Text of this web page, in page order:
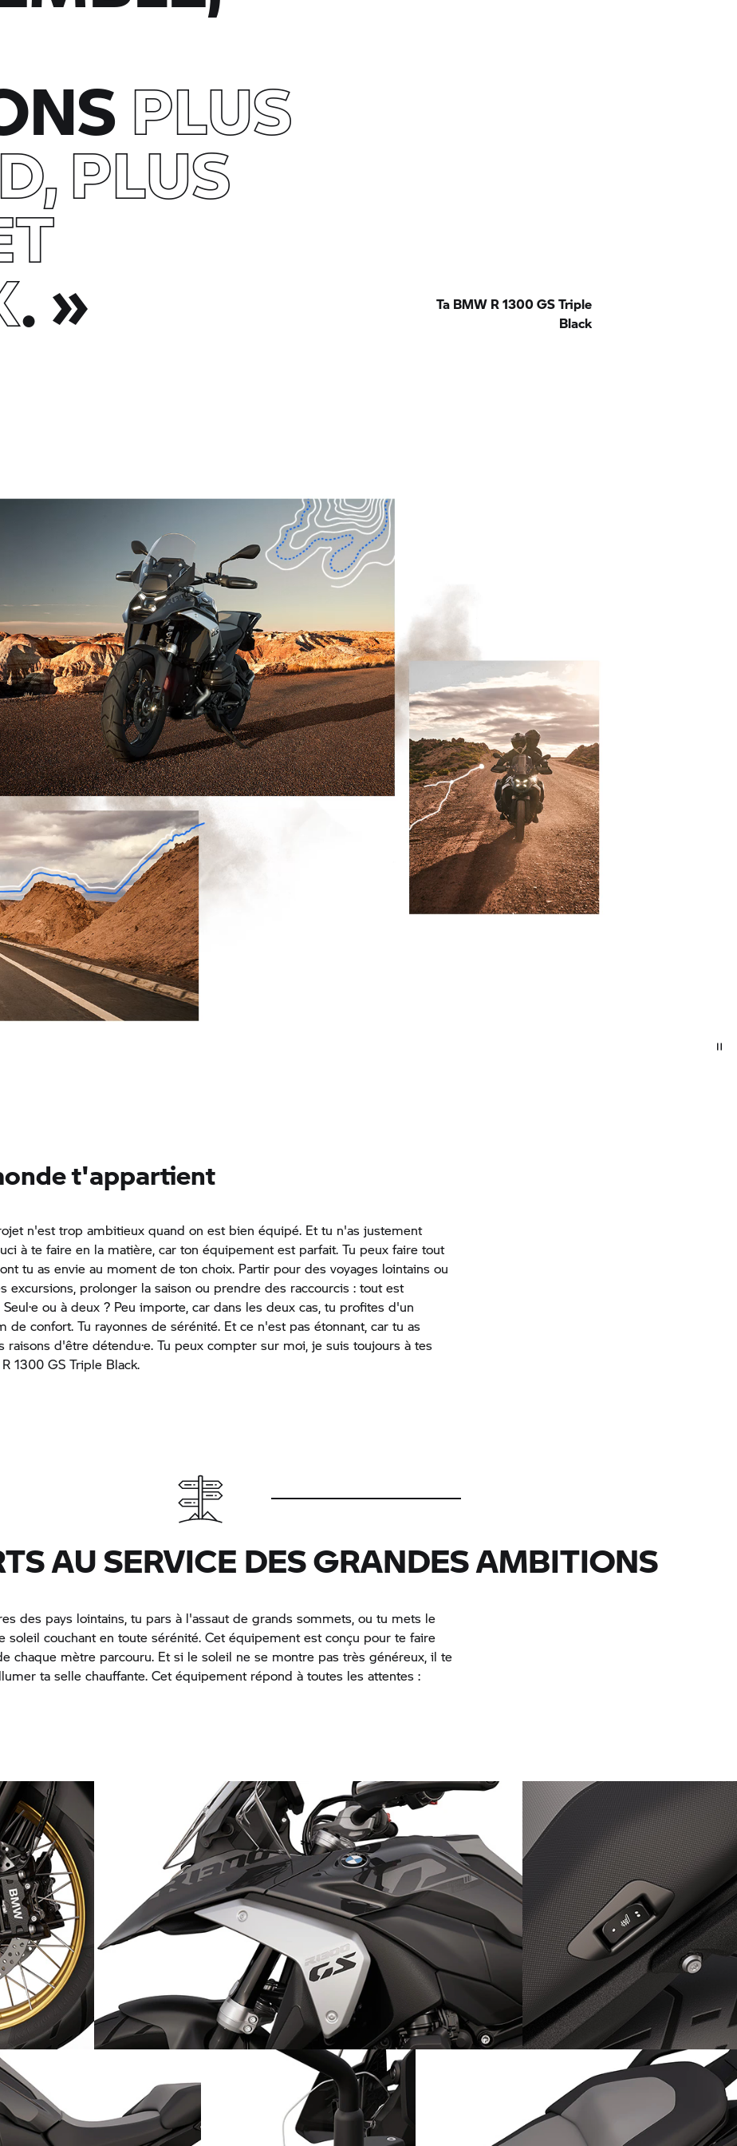
PLUS
PLUS
.»
Ta BMW R 1300 GS Triple
Black
t'appartient
n'est trop ambitieux quand on est bien équipé. Et tu n'as justement
à te faire en la matière, car ton équipement est parfait. Tu peux faire tout
tu as envie au moment de ton choix. Partir pour des voyages lointains ou
excursions, prolonger la saison ou prendre des raccourcis : tout est
ou à deux ? Peu importe, car dans les deux cas, tu profites d'un
de confort. Tu rayonnes de sérénité. Et ce n'est pas étonnant, car tu as
raisons d'être détendu·e. Tu peux compter sur moi, je suis toujours à tes
1300 GS Triple Black.
AU SERVICE DES GRANDES AMBITIONS
des pays lointains, tu pars à l'assaut de grands sommets, ou tu mets le
soleil couchant en toute sérénité. Cet équipement est conçu pour te faire
chaque mètre parcouru. Et si le soleil ne se montre pas très généreux, il te
ta selle chauffante. Cet équipement répond à toutes les attentes :
: les
Une sérénité qui saute à l'œil : pièces peintes noires
Le confort pour tous : selle
chauffante pour passager